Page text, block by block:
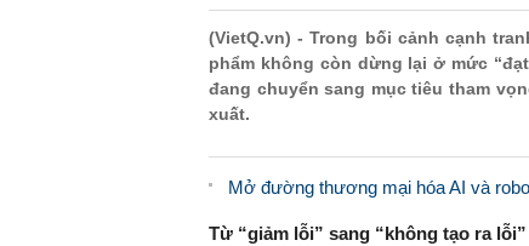
(VietQ.vn) - Trong bối cảnh cạnh
phẩm không còn dừng lại ở mức
đang chuyển sang mục tiêu tham
xuất.
Mở đường thương mại hóa AI và
Từ “giảm lỗi” sang “không tạo ra lỗi”